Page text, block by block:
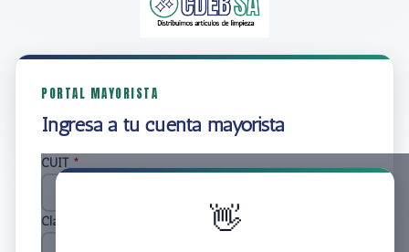
PORTAL MAYORISTA
Ingresá a tu cuenta mayorista
👋
CUIT *
Clave